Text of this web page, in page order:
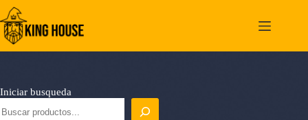
Saltar
al
contenido
Iniciar busqueda